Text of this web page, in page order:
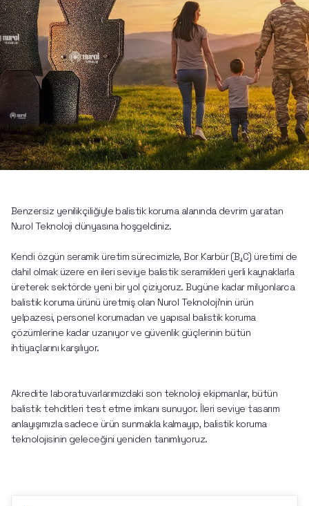
Benzersiz yenilikçiliğiyle balistik koruma alanında devrim yaratan
Nurol Teknoloji dünyasına hoşgeldiniz.
Kendi özgün seramik üretim sürecimizle, Bor Karbür (B₄C) üretimi de
dahil olmak üzere en ileri seviye balistik seramikleri yerli kaynaklarla
üreterek sektörde yeni bir yol çiziyoruz. Bugüne kadar milyonlarca
balistik koruma ürünü üretmiş olan Nurol Teknoloji’nin ürün
yelpazesi, personel korumadan ve yapısal balistik koruma
çözümlerine kadar uzanıyor ve güvenlik güçlerinin bütün
ihtiyaçlarını karşılıyor.
Akredite laboratuvarlarımızdaki son teknoloji ekipmanlar, bütün
balistik tehditleri test etme imkanı sunuyor. İleri seviye tasarım
anlayışımızla sadece ürün sunmakla kalmayıp, balistik koruma
teknolojisinin geleceğini yeniden tanımlıyoruz.